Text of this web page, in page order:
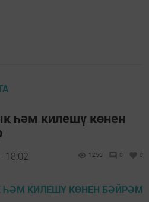
һәм килешү көнен
18:02 1250 0 0